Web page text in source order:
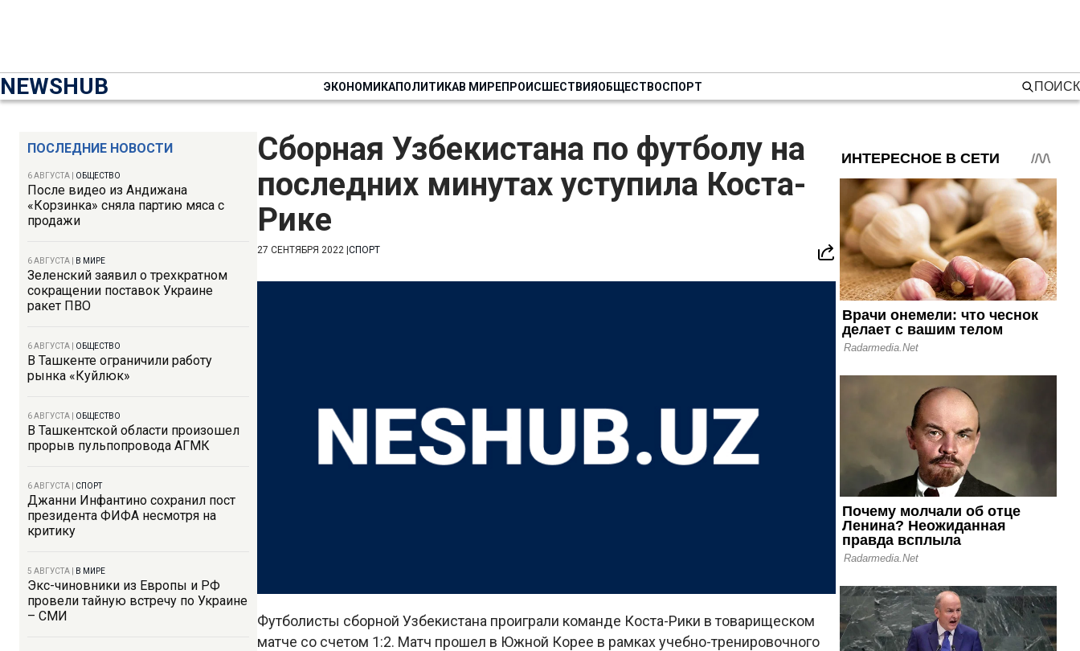
NEWSHUB ЭКОНОМИКАПОЛИТИКАВ МИРЕПРОИСШЕСТВИЯОБЩЕСТВОСПОРТ ПОИСК
ПОСЛЕДНИЕ НОВОСТИ
6 АВГУСТА ОБЩЕСТВО
После видео из Андижана
«Корзинка» сняла партию мяса с
продажи
6 АВГУСТА В МИРЕ
Зеленский заявил о трехкратном
сокращении поставок Украине
ракет ПВО
6 АВГУСТА ОБЩЕСТВО
В Ташкенте ограничили работу
рынка «Куйлюк»
6 АВГУСТА ОБЩЕСТВО
В Ташкентской области произошел
прорыв пульпопровода АГМК
6 АВГУСТА СПОРТ
Джанни Инфантино сохранил пост
президента ФИФА несмотря на
критику
5 АВГУСТА В МИРЕ
Экс-чиновники из Европы и РФ
провели тайную встречу по Украине
– СМИ
Сборная Узбекистана по футболу на
последних минутах уступила Коста-
Рике
27 СЕНТЯБРЯ 2022 СПОРТ
Футболисты сборной Узбекистана проиграли команде Коста-Рики в товарищеском
матче со счетом 1:2. Матч прошел в Южной Корее в рамках учебно-тренировочного